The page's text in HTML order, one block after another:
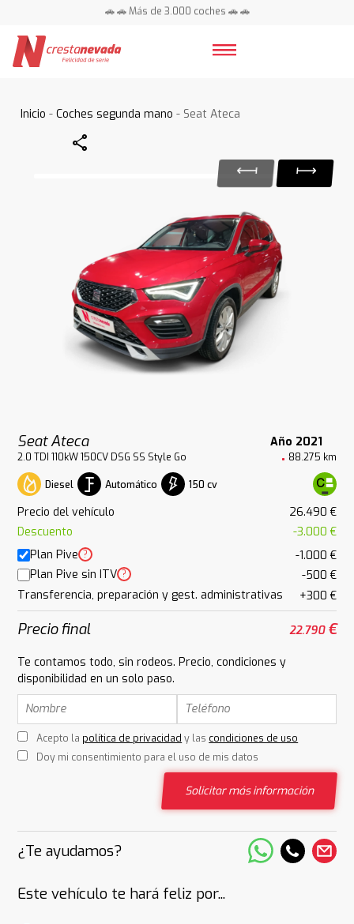
🚗 🚗 Más de 3.000 coches 🚗 🚗
Inicio -Coches segunda mano - Seat Ateca
Share
Seat Ateca Año 2021
2.0 TDI 110kW 150CV DSG SS Style Go 88.275 km
Diesel Automático 150 cv
Precio del vehículo
26.490 €
Descuento
-3.000 €
Plan Pive ?
-1.000 €
Plan Pive sin ITV ?
-500 €
Transferencia, preparación y gest. administrativas
+300 €
Precio final 22.790€
Te contamos todo, sin rodeos. Precio, condiciones y
disponibilidad en un solo paso.
Acepto la política de privacidad y las condiciones de uso
Doy mi consentimiento para el uso de mis datos
Solicitar más información
¿Te ayudamos?
Este vehículo te hará feliz por...